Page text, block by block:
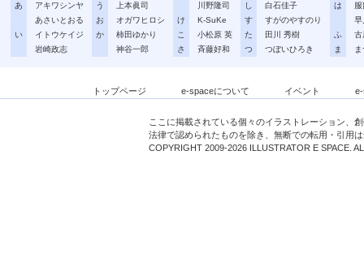
あ
アキワシンヤ
あさいとおる
い
イトウケイジ
岩崎政志
う
上本眞司
お
オガワヒロシ
か
柿田ゆかり
神谷一郎
川野隆司
け
K-SuKe
こ
小松原 英
さ
斉藤好和
し
白石佳子
す
すがのやすのり
た
田川 秀樹
つ
つぼいひろき
は
早
ふ
古
ま
トップページ e-spaceについて イベント
ここに掲載されている個々のイラストレーション、
法律で認められたものを除き、無断での転用・引用
COPYRIGHT 2009-2026 ILLUSTRATOR E SPACE.